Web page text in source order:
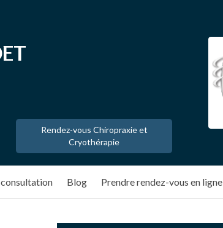
Rendez-vous Chiropraxie et
Cryothérapie
consultation Blog Prendre rendez-vous en ligne